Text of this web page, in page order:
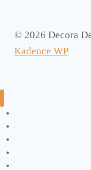
© 2026 Decora
Kadence WP